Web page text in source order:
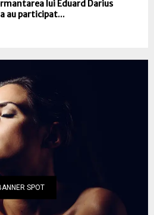
lui Eduard Darius
au participat...
SPOT